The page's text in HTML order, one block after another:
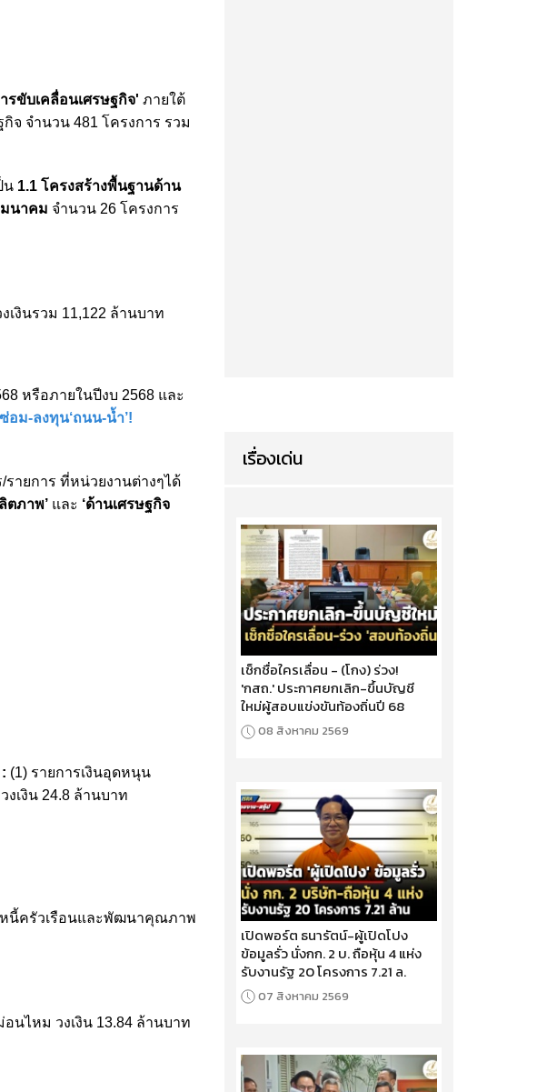
รขับเคลื่อนเศรษฐกิจ' ภายใต้
จ จำนวน 481 โครงการ รวม
น 1.1 โครงสร้างพื้นฐานด้าน
นาคม จำนวน 26 โครงการ
เงินรวม 11,122 ล้านบาท
หรือภายในปีงบ 2568 และ
อม-ลงทุน‘ถนน-น้ำ’!
รายการ ที่หน่วยงานต่างๆได้
ตภาพ’ และ ‘ด้านเศรษฐกิจ
(1) รายการเงินอุดหนุน
เงิน 24.8 ล้านบาท
นี้ครัวเรือนและพัฒนาคุณภาพ
นไหม วงเงิน 13.84 ล้านบาท
เรื่องเด่น
เช็กชื่อใครเลื่อน - (โกง) ร่วง!
'กสถ.' ประกาศยกเลิก-ขึ้นบัญชี
ใหม่ผู้สอบแข่งขันท้องถิ่นปี 68
08 สิงหาคม 2569
เปิดพอร์ต ธนารัตน์-ผู้เปิดโปง
ข้อมูลรั่ว นั่งกก. 2 บ. ถือหุ้น 4 แห่ง
รับงานรัฐ 20 โครงการ 7.21 ล.
07 สิงหาคม 2569